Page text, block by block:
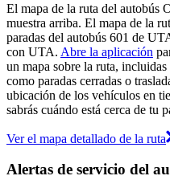
El mapa de la ruta del autobús
muestra arriba. El mapa de la
paradas del autobús 601 de
con UTA. Abre la aplicación
un mapa sobre la ruta,
como paradas cerradas o
ubicación de los vehículos en
sabrás cuándo está cerca de tu
Ver el mapa detallado de la ruta
Alertas de servicio del